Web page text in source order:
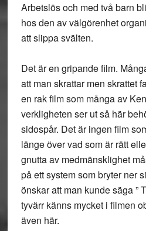
Arbetslös och med två barn
hos den av välgörenhet
att slippa svälten.
Det är en gripande film.
att man skrattar men skrattet
en rak film som många av
verkligheten ser ut så här
sidospår. Det är ingen film
länge över vad som är rätt
gnutta av medmänsklighet
på ett system som bryter ner
önskar att man kunde säga ”
tyvärr känns mycket i filmen
även här.